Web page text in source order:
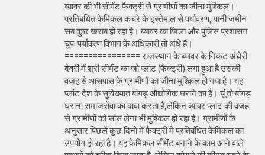
ब्यावर की भी सीमेंट फैक्ट्री से ग्रामीणों का जीना मुश्किल।
प्रतिबंधित केमिकल कचरे के इस्तेमाल से पर्यावरण, पानी जमीन
सब कुछ खराब हो रहा है। ब्यावर का जिला और पुलिस प्रशासन
चुप: पर्यावरण विभाग के अधिकारी तो अंधे हैं।
================ राजस्थान के ब्यावर के निकट अंधेरी
देवरी में श्री सीमेंट का जो प्लांट (फैक्ट्री) लगा हुआ है उसकी
वजह से आसपास के ग्रामीणों का जीना मुश्किल हो गया है। यह
प्लांट देश के सुविख्यात बांगड़ औद्योगिक घराने का है। यूं तो बांगड़
घराना समाजसेवा का दावा करता है,लेकिन ब्यावर प्लांट की वजह
से ग्रामीणों को सांस लेना भी मुश्किल हो रहा है। ग्रामीणों के
अनुसार पिछले कुछ दिनों में फैक्ट्री में प्रतिबंधित केमिकल का
उपयोग हो रहा है। यह केमिकल सीमेंट बनाने के काम आने वाले